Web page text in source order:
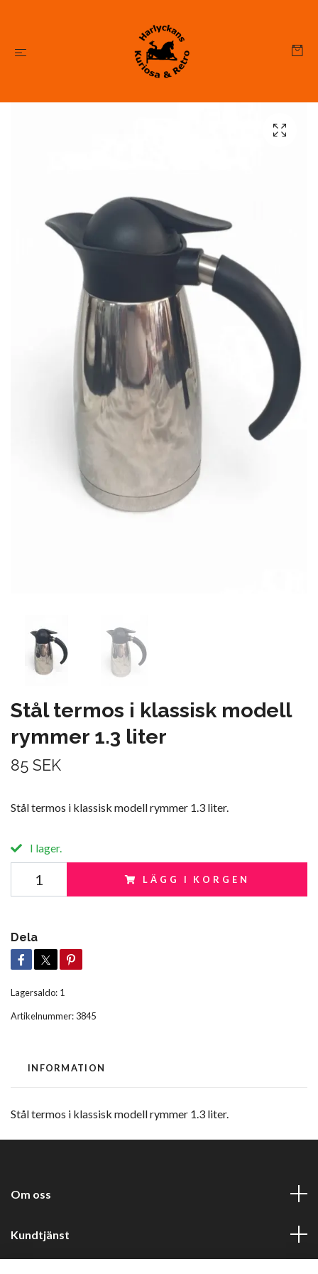
Stål termos i klassisk modell
rymmer 1.3 liter
85 SEK
Stål termos i klassisk modell rymmer 1.3 liter.
I lager.
LÄGG I KORGEN
Dela
Lagersaldo: 1
Artikelnummer: 3845
INFORMATION
Stål termos i klassisk modell rymmer 1.3 liter.
Om oss
Kundtjänst